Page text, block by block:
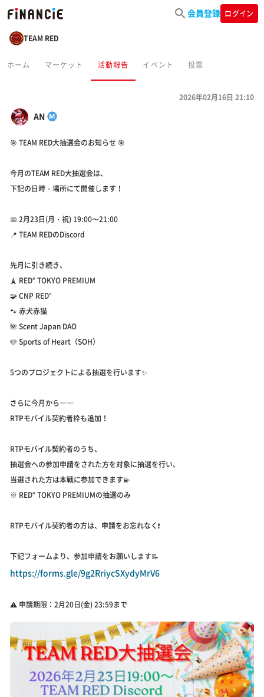
会員登録 ログイン
TEAM RED
ホーム マーケット 活動報告 イベント 投票
AN
2026年02月16日 21:10
🎯 TEAM RED大抽選会のお知らせ 🎯
今月のTEAM RED大抽選会は、
下記の日時・場所にて開催します！
📅 2月23日(月・祝) 19:00〜21:00
📍 TEAM REDのDiscord
先月に引き続き、
🗼 RED° TOKYO PREMIUM
🧩 CNP RED°
🐾 赤犬赤猫
🌺 Scent Japan DAO
🩷 Sports of Heart（SOH）
5つのプロジェクトによる抽選を行います✨
さらに今月から――
RTPモバイル契約者枠も追加！
RTPモバイル契約者のうち、
抽選会への参加申請をされた方を対象に抽選を行い、
当選された方は本戦に参加できます💫
※ RED° TOKYO PREMIUMの抽選のみ
RTPモバイル契約者の方は、申請をお忘れなく❗️
下記フォームより、参加申請をお願いします📝
https://forms.gle/9g2RriycSXydyMrV6
⚠️ 申請期限：2月20日(金) 23:59まで